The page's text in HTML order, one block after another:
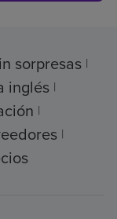
sorpresas
inglés